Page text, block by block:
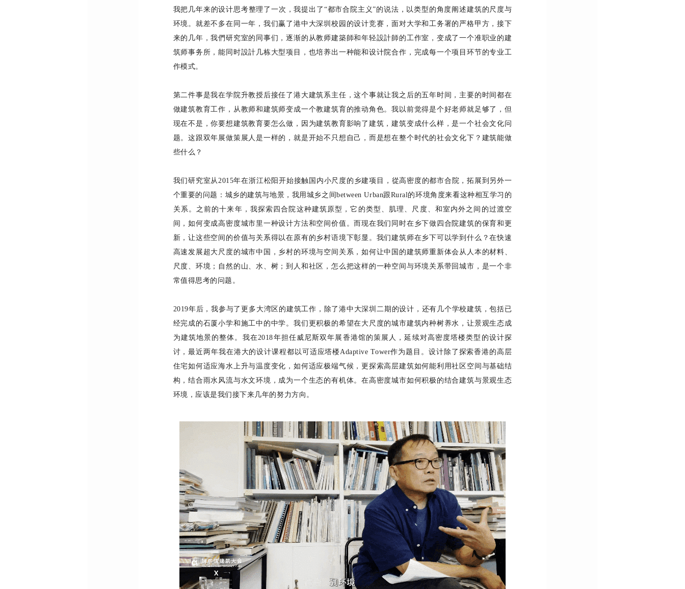
我把几年来的设计思考整理了一次，我提出了“都市合院主义”的说法，以类型的角度阐述建筑的尺度与
环境。就差不多在同一年，我们赢了港中大深圳校园的设计竞赛，面对大学和工务署的严格甲方，接下
来的几年，我們研究室的同事们，逐渐的从教师建築師和年轻設計師的工作室，变成了一个准职业的建
筑师事务所，能同时設計几栋大型项目， 也培养出一种能和设计院合作，完成每一个项目环节的专业工
作模式。
第二件事是我在学院升教授后接任了港大建筑系主任，这个事就让我之后的五年时间，主要的时间都在
做建筑教育工作，从教师和建筑师变成一个教建筑育的推动角色。我以前觉得是个好老师就足够了，但
现在不是，你要想建筑教育要怎么做，因为建筑教育影响了建筑，建筑变成什么样，是一个社会文化问
题。这跟双年展做策展人是一样的，就是开始不只想自己，而是想在整个时代的社会文化下？建筑能做
些什么 ？
我们研究室从2015年在浙江松阳开始接触国内小尺度的乡建项目，從高密度的都市合院，拓展到另外一
个重要的问题：城乡的建筑与地景，我用城乡之间between Urban跟Rural的环境角度来看这种相互学习的
关系。之前的十来年，我探索四合院这种建筑原型，它的类型、肌理、尺度、和室内外之间的过渡空
间，如何变成高密度城市里一种设计方法和空间价值。而现在我们同时在乡下做四合院建筑的保育和更
新，让这些空间的价值与关系得以在原有的乡村语境下彰显。我们建筑师在乡下可以学到什么？在快速
高速发展超大尺度的城市中国，乡村的环境与空间关系，如何让中国的建筑师重新体会从人本的材料、
尺度、环境；自然的山、水、树；到人和社区，怎么把这样的一种空间与环境关系带回城市，是一个非
常值得思考的问题 。
2019年后，我参与了更多大湾区的建筑工作，除了港中大深圳二期的设计，还有几个学校建筑，包括已
经完成的石厦小学和施工中的中学。我们更积极的希望在大尺度的城市建筑内种树养水，让景观生态成
为建筑地景的整体。我在2018年担任威尼斯双年展香港馆的策展人，延续对高密度塔楼类型的设计探
讨，最近两年我在港大的设计课程都以可适应塔楼Adaptive Tower作为题目。设计除了探索香港的高层
住宅如何适应海水上升与温度变化，如何适应极端气候，更探索高层建筑如何能利用社区空间与基础结
构，结合雨水风流与水文环境，成为一个生态的有机体。在高密度城市如何积极的结合建筑与景观生态
环境，应该是我们接下来几年的努力方向。